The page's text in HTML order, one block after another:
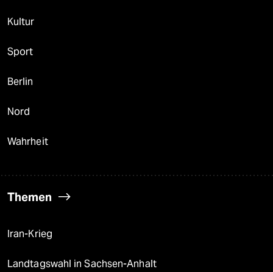
Kultur
Sport
Berlin
Nord
Wahrheit
Themen
Iran-Krieg
Landtagswahl in Sachsen-Anhalt